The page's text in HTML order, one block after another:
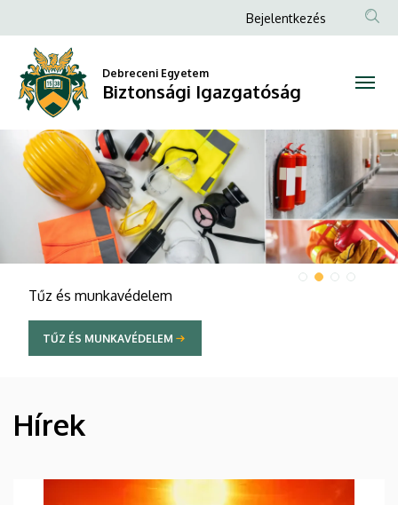
Igazgatóság
Anonim
menüje
Bejelentkezés
Debreceni Egyetem
Biztonsági Igazgatóság
DIAVETÍTÉS
Tűz és munkavédelem
TŰZ ÉS MUNKAVÉDELEM
HÍREK
Hírek